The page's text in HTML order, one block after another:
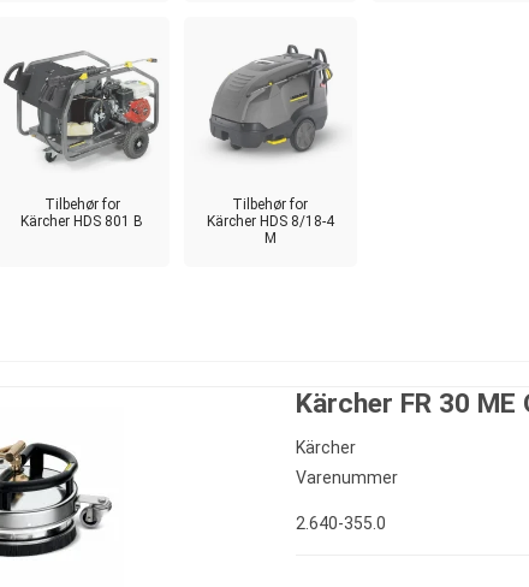
Tilbehør for
Kärcher HDS 801 B
Tilbehør for
Kärcher HDS 8/18-4
M
Kärcher FR 30
Kärcher
Varenummer
2.640-355.0